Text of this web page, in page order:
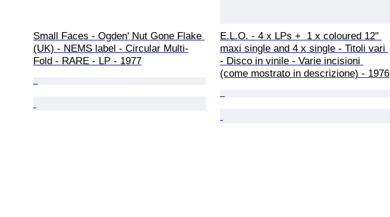
Small Faces - Ogden' Nut Gone Flake
(UK) - NEMS label - Circular Multi-
Fold - RARE - LP - 1977
E.L.O. - 4 x LPs +  1 x coloured 12"
maxi single and 4 x single - Titoli vari
- Disco in vinile - Varie incisioni
(come mostrato in descrizione) - 1976